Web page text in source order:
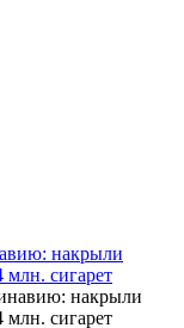
накрыли
млн. сигарет